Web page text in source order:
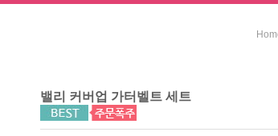
밸리 커버업 가터벨트 세트